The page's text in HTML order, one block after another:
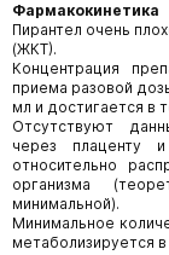
Фармакокинетика
Пирантел очень
(ЖКТ).
Концентрация
приема разовой
мл и достигается в
Отсутствуют
через плаценту
относительно
организма
минимальной).
Минимальное
метаболизируется